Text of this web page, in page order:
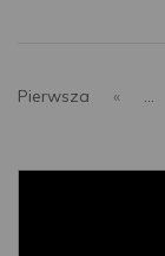
Pierwsza
« ...